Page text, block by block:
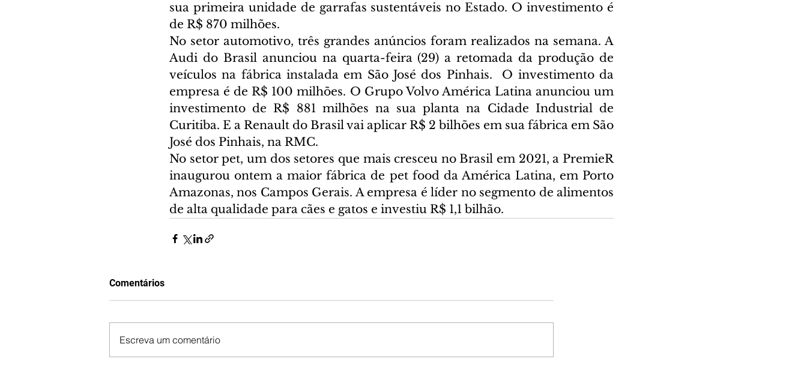
sua primeira unidade de garrafas sustentáveis no Estado. O investimento é
de R$ 870 milhões.
No setor automotivo, três grandes anúncios foram realizados na semana. A
Audi do Brasil anunciou na quarta-feira (29) a retomada da produção de
veículos na fábrica instalada em São José dos Pinhais.  O investimento da
empresa é de R$ 100 milhões. O Grupo Volvo América Latina anunciou um
investimento de R$ 881 milhões na sua planta na Cidade Industrial de
Curitiba. E a Renault do Brasil vai aplicar R$ 2 bilhões em sua fábrica em São
José dos Pinhais, na RMC.
No setor pet, um dos setores que mais cresceu no Brasil em 2021, a PremieR
inaugurou ontem a maior fábrica de pet food da América Latina, em Porto
Amazonas, nos Campos Gerais. A empresa é líder no segmento de alimentos
de alta qualidade para cães e gatos e investiu R$ 1,1 bilhão.
Comentários
Escreva um comentário